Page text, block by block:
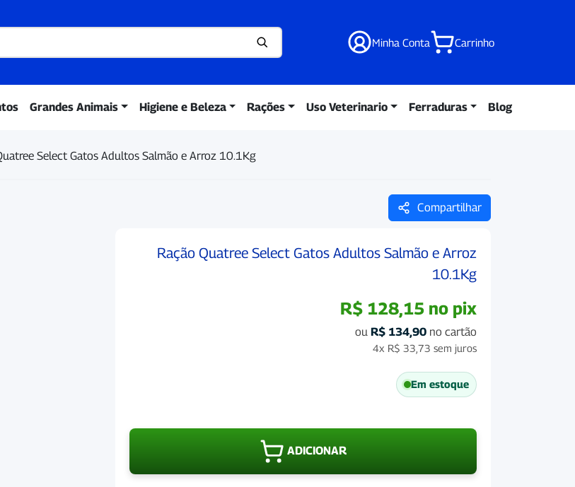
Minha Conta Carrinho
Grandes Animais Higiene e Beleza Rações Uso Veterinario Ferraduras Blog
Select Gatos Adultos Salmão e Arroz 10.1Kg
Compartilhar
Ração Quatree Select Gatos Adultos Salmão e Arroz
10.1Kg
R$ 128,15 no pix
ou R$ 134,90 no cartão
4x R$ 33,73 sem juros
Em estoque
ADICIONAR